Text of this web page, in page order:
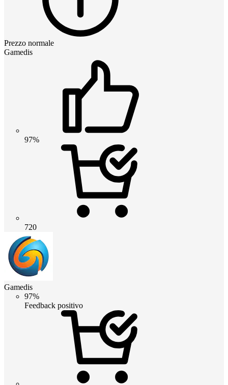
Prezzo normale
Gamedis
97%
720
Gamedis
97%
Feedback positivo